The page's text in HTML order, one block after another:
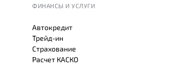
ФИНАНСЫ И УСЛУГИ
Автокредит
Трейд-ин
Страхование
Расчет КАСКО